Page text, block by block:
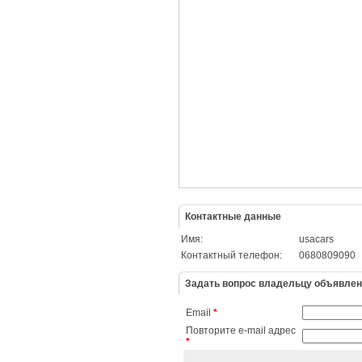
Контактные данные
Имя:
usacars
Контактный телефон:
0680809090
Задать вопрос владельцу
Email *
Повторите e-mail адрес
*